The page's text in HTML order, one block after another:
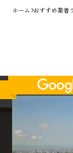
ホーム おすすめ業者